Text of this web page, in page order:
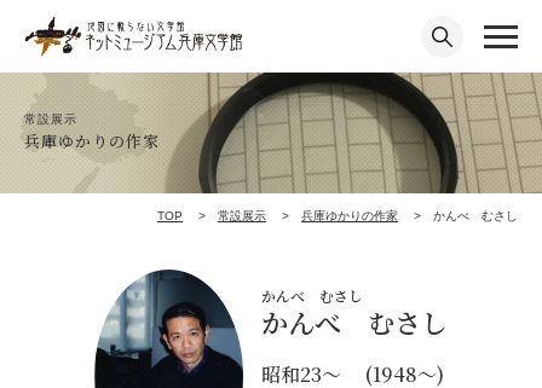
常設展示
兵庫ゆかりの作家
TOP 常設展示 兵庫ゆかりの作家 かんべ むさし
かんべ むさし
かんべ むさし
昭和23～ (1948～)